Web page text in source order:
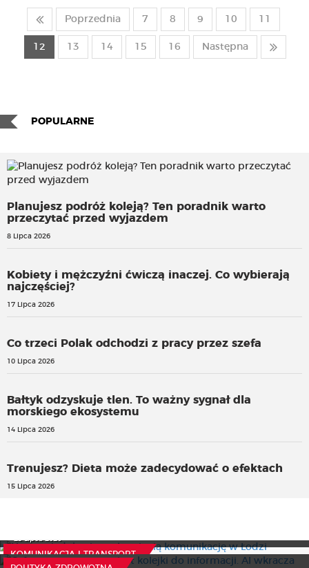
Poprzednia 7 8 9 10 11
12 13 14 15 16 Następna
POPULARNE
Planujesz podróż koleją? Ten poradnik warto
przeczytać przed wyjazdem
8 Lipca 2026
Kobiety i mężczyźni ćwiczą inaczej. Co wybierają
najczęściej?
17 Lipca 2026
Co trzeci Polak odchodzi z pracy przez szefa
10 Lipca 2026
Bałtyk odzyskuje tlen. To ważny sygnał dla
morskiego ekosystemu
14 Lipca 2026
Trenujesz? Dieta może zadecydować o efektach
15 Lipca 2026
KOMUNIKACJA I TRANSPORT
23 Lipca 2026
wkracza do ochrony zdrowia
Koniec z lodem na naczepach? Rusza nowa inwestycja